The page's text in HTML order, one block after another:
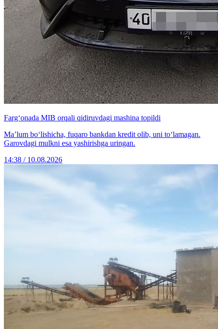
Farg‘onada MIB orqali qidiruvdagi mashina topildi
Maʼlum bo‘lishicha, fuqaro bankdan kredit olib, uni to‘lamagan.
Garovdagi mulkni esa yashirishga uringan.
14:38 / 10.08.2026